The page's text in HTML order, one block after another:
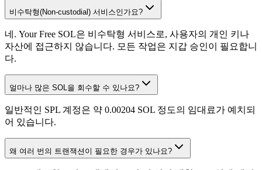
3s8y272KoC ...woS5iH2nif3s8y2 ...
1
비수탁형(Non-custodial) 서비스인가요?
네. Your Free SOL은 비수탁형 서비스로, 사용자의 개인 키나
자산에 접근하지 않습니다. 모든 작업은 지갑 승인이 필요합니
다.
얼마나 많은 SOL을 회수할 수 있나요?
일반적인 SPL 계정은 약 0.00204 SOL 정도의 임대료가 예치되
어 있습니다.
왜 여러 번의 트랜잭션이 필요한 경우가 있나요?